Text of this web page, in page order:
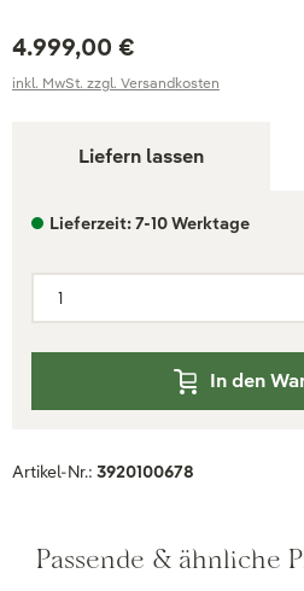
4.999,00 €
inkl. MwSt. zzgl. Versandkosten
Liefern lassen
Lieferzeit: 7-10 Werktage
In den
Artikel-Nr.: 3920100678
Passende & ähnliche